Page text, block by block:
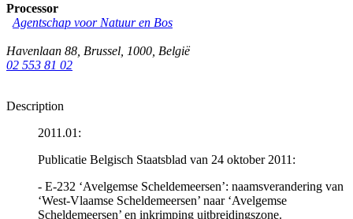
Processor
Agentschap voor Natuur en Bos
Havenlaan 88 Brussel 1000 België
02 553 81 02
Description
2011.01:
Publicatie Belgisch Staatsblad van 24 oktober 2011:
- E-232 ‘Avelgemse Scheldemeersen’: naamsverandering van
‘West-Vlaamse Scheldemeersen’ naar ‘Avelgemse
Scheldemeersen’ en inkrimping uitbreidingszone.